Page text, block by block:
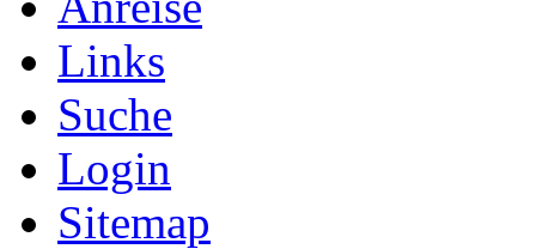
Links
Suche
Login
Sitemap